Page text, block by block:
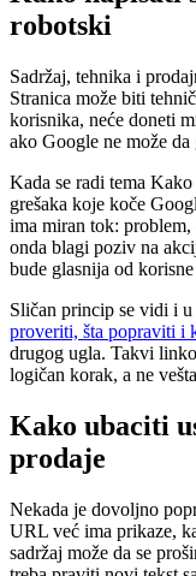
robotski
Sadržaj, tehnika i
Stranica može biti
korisnika, neće doneti
ako Google ne može
Kada se radi tema
grešaka koje koče
ima miran tok:
onda blagi poziv na
bude glasnija od
Sličan princip se vidi i u
proveriti, šta popraviti i
drugog ugla. Takvi
logičan korak, a ne
Kako ubaciti
prodaje
Nekada je dovoljno
URL već ima prikaze,
sadržaj može da se